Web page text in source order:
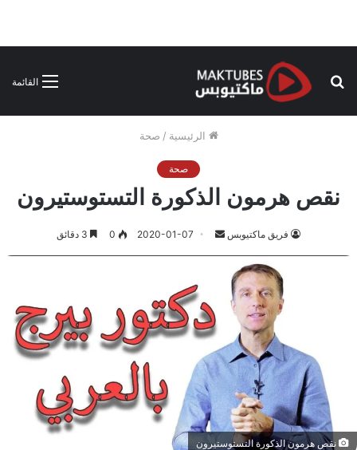
القائمة
بحث
الرئيسية / صحة
صحة
نقص هرمون الذكورة التستوستيرون
فريق ماكتيوبس
أرسل 2020-01-07
0
نقص هرمون الذكورة التستوستيرون